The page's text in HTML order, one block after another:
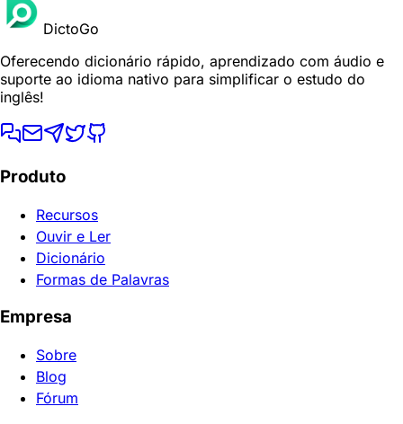
DictoGo
Oferecendo dicionário rápido, aprendizado com áudio e
suporte ao idioma nativo para simplificar o estudo do
inglês!
Produto
Recursos
Ouvir e Ler
Dicionário
Formas de Palavras
Empresa
Sobre
Blog
Fórum